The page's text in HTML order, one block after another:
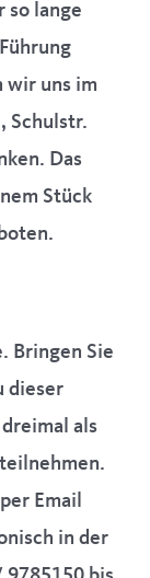
so lange
wir uns im
Schulstr.
Das
Stück
Bringen Sie
dieser
als
Email
in der